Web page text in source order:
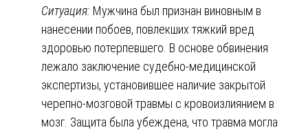
Ситуация: Мужчина был признан виновным в
нанесении побоев, повлекших тяжкий вред
здоровью потерпевшего. В основе обвинения
лежало заключение судебно-медицинской
экспертизы, установившее наличие закрытой
черепно-мозговой травмы с кровоизлиянием в
мозг. Защита была убеждена, что травма могла